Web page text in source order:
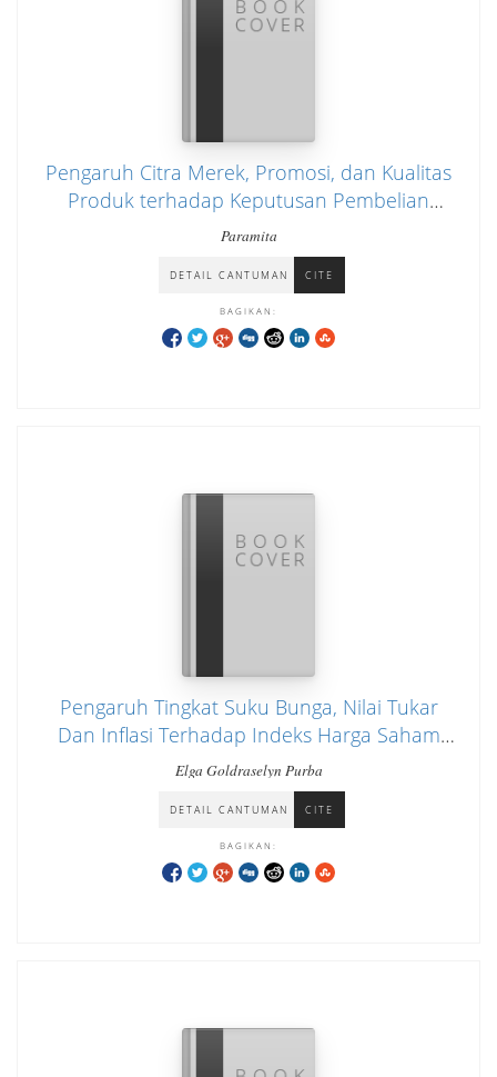
Pengaruh Citra Merek, Promosi, dan Kualitas
Produk terhadap Keputusan Pembelian
Konsumen Pasta Gigi Pepsodent (Studi pada
Mahasiswa STIE Y.A.I)
Paramita
DETAIL CANTUMAN CITE
BAGIKAN:
Pengaruh Tingkat Suku Bunga, Nilai Tukar
Dan Inflasi Terhadap Indeks Harga Saham
Gabungan (IHSG) Pada Tahun 2019-2023
Elga Goldraselyn Purba
DETAIL CANTUMAN CITE
BAGIKAN: